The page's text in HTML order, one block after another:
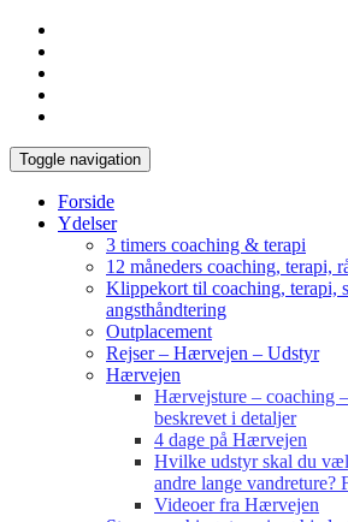
Toggle navigation
Forside
Ydelser
3 timers coaching & terapi
12 måneders coaching, terapi,
Klippekort til coaching, terapi,
angsthåndtering
Outplacement
Rejser – Hærvejen – Udstyr
Hærvejen
Hærvejsture – coaching
beskrevet i detaljer
4 dage på Hærvejen
Hvilke udstyr skal du
andre lange vandreture?
Videoer fra Hærvejen